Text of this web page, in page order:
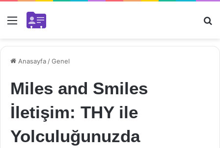
Menü
Anasayfa /Genel
Miles and Smiles
İletişim: THY ile
Yolculuğunuzda